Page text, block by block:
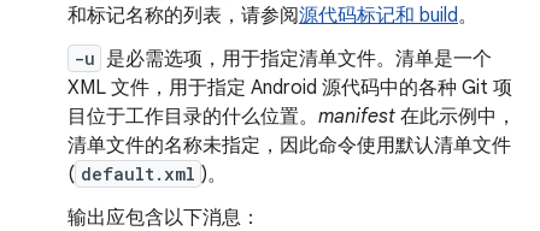
和标记名称的列表，请参阅源代码标记和 build。
-u 是必需选项，用于指定清单文件。清单是一个
XML 文件，用于指定 Android 源代码中的各种 Git 项
目位于工作目录的什么位置。 manifest 在此示例中，
清单文件的名称未指定，因此命令使用默认清单文件
( default.xml )。
输出应包含以下消息：